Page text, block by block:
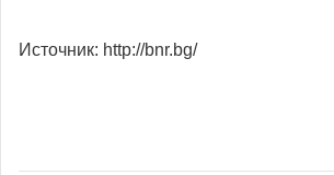
Источник: http://bnr.bg/